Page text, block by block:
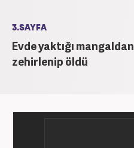
3.SAYFA
Evde yaktığı mangaldan
zehirlenip öldü